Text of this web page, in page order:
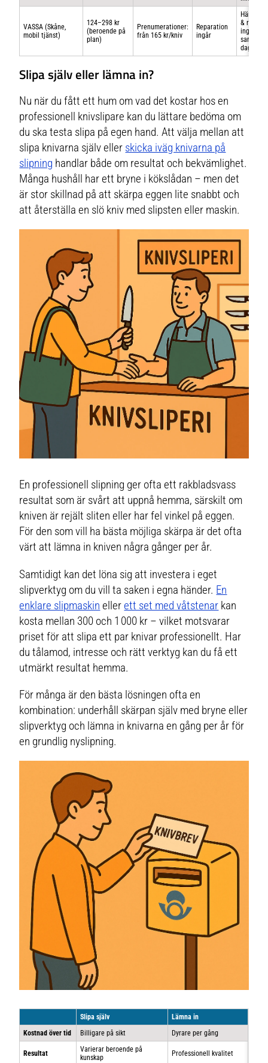
VASSA (Skåne,
mobil tjänst)
124–298 kr
(beroende på
plan)
Prenumerationer:
från 165 kr/kniv
Reparation
ingår
& retur
ingår –
samma
dag
Slipa själv eller lämna in?
Nu när du fått ett hum om vad det kostar hos en
professionell knivslipare kan du lättare bedöma om
du ska testa slipa på egen hand. Att välja mellan att
slipa knivarna själv eller skicka iväg knivarna på
slipning handlar både om resultat och bekvämlighet.
Många hushåll har ett bryne i kökslådan – men det
är stor skillnad på att skärpa eggen lite snabbt och
att återställa en slö kniv med slipsten eller maskin.
En professionell slipning ger ofta ett rakbladsvass
resultat som är svårt att uppnå hemma, särskilt om
kniven är rejält sliten eller har fel vinkel på eggen.
För den som vill ha bästa möjliga skärpa är det ofta
värt att lämna in kniven några gånger per år.
Samtidigt kan det löna sig att investera i eget
slipverktyg om du vill ta saken i egna händer. En
enklare slipmaskin ellerett set med våtstenar kan
kosta mellan 300 och 1 000 kr – vilket motsvarar
priset för att slipa ett par knivar professionellt. Har
du tålamod, intresse och rätt verktyg kan du få ett
utmärkt resultat hemma.
För många är den bästa lösningen ofta en
kombination: underhåll skärpan själv med bryne eller
slipverktyg och lämna in knivarna en gång per år för
en grundlig nyslipning.
Slipa själv
Lämna in
Kostnad över tid
Billigare på sikt Dyrare per gång
Resultat
Varierar beroende på
kunskap
Professionell kvalitet